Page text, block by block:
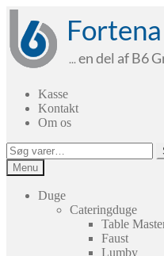
Spring
navigation
Spring
indhold
Kasse
Kontakt
Om os
Søg
efter:
Menu
Duge
Cateringduge
Table
Faust
Lumby